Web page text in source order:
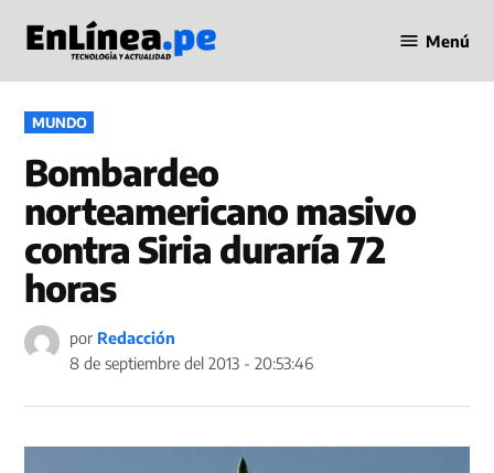
contenido
en Línea
Menú
PUBLICADO
EN
MUNDO
Bombardeo
norteamericano masivo
contra Siria duraría 72
horas
por Redacción
8 de septiembre del 2013 - 20:53:46